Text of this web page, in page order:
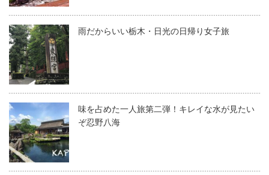
雨だからいい栃木・日光の日帰り女子旅
味を占めた一人旅第二弾！キレイな水が見たい
ぞ忍野八海